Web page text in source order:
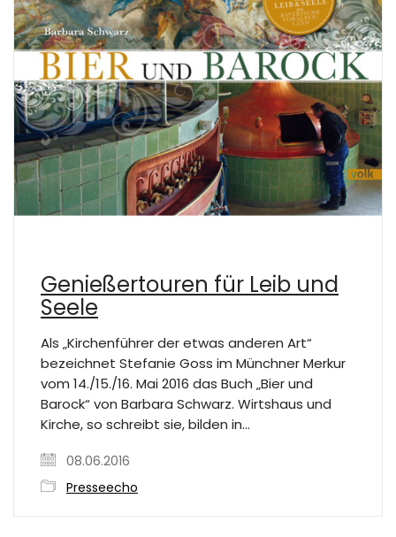
Genießertouren für Leib und
Seele
Als „Kirchenführer der etwas anderen Art“
bezeichnet Stefanie Goss im Münchner Merkur
vom 14./15./16. Mai 2016 das Buch „Bier und
Barock“ von Barbara Schwarz. Wirtshaus und
Kirche, so schreibt sie, bilden in…
08.06.2016
Presseecho